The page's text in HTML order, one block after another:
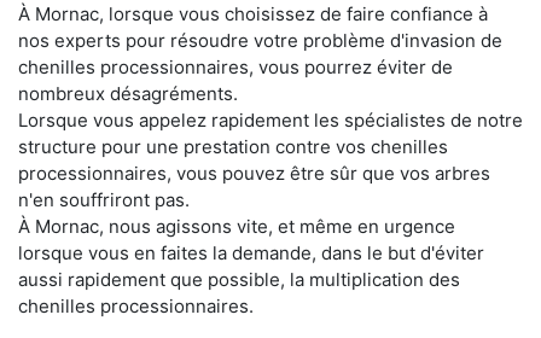
À Mornac, lorsque vous choisissez de faire confiance à
nos experts pour résoudre votre problème d'invasion de
chenilles processionnaires, vous pourrez éviter de
nombreux désagréments.
Lorsque vous appelez rapidement les spécialistes de notre
structure pour une prestation contre vos chenilles
processionnaires, vous pouvez être sûr que vos arbres
n'en souffriront pas.
À Mornac, nous agissons vite, et même en urgence
lorsque vous en faites la demande, dans le but d'éviter
aussi rapidement que possible, la multiplication des
chenilles processionnaires.